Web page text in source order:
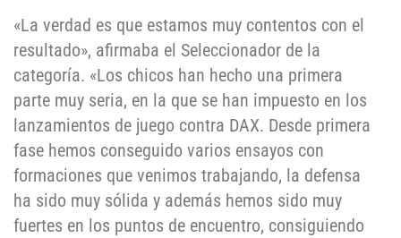
«La verdad es que estamos muy contentos con el
resultado», afirmaba el Seleccionador de la
categoría. «Los chicos han hecho una primera
parte muy seria, en la que se han impuesto en los
lanzamientos de juego contra DAX. Desde primera
fase hemos conseguido varios ensayos con
formaciones que venimos trabajando, la defensa
ha sido muy sólida y además hemos sido muy
fuertes en los puntos de encuentro, consiguiendo